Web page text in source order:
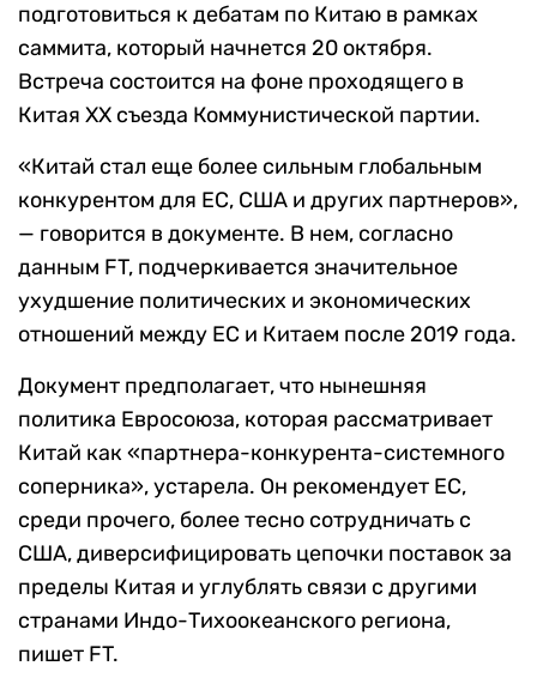
подготовиться к дебатам по Китаю в рамках
саммита, который начнется 20 октября.
Встреча состоится на фоне проходящего в
Китая XX съезда Коммунистической партии.
«Китай стал еще более сильным глобальным
конкурентом для ЕС, США и других партнеров»,
— говорится в документе. В нем, согласно
данным FT, подчеркивается значительное
ухудшение политических и экономических
отношений между ЕС и Китаем после 2019 года.
Документ предполагает, что нынешняя
политика Евросоюза, которая рассматривает
Китай как «партнера-конкурента-системного
соперника», устарела. Он рекомендует ЕС,
среди прочего, более тесно сотрудничать с
США, диверсифицировать цепочки поставок за
пределы Китая и углублять связи с другими
странами Индо-Тихоокеанского региона,
пишет FT.